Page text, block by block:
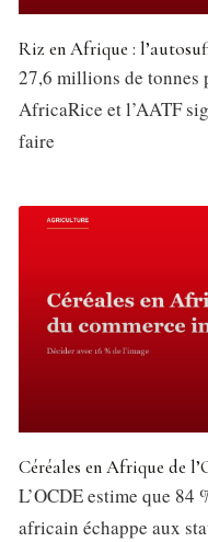
Riz en Afrique :
27,6 millions de tonnes
AfricaRice et l’AATF
faire
Céréales en Afrique de
L’OCDE estime que 84
africain échappe aux